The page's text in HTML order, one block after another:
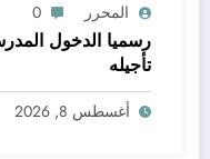
المحرر 0
تأجيله
أغسطس 8, 2026